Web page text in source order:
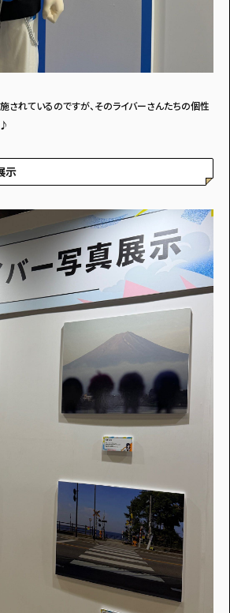
されているのですが、そのライバーさんたちの個性
示